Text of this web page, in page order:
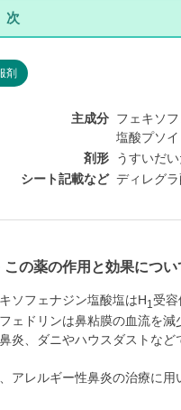
剤
主成分 フェキソ
塩酸プソ
剤形
うすいだ
シート記載など ディレグ
この薬の作用と効果につい
ソフェナジン塩酸塩はH1 受容
フェドリンは鼻粘膜の血流を
炎、ダニやハウスダストな
アレルギー性鼻炎の治療に用